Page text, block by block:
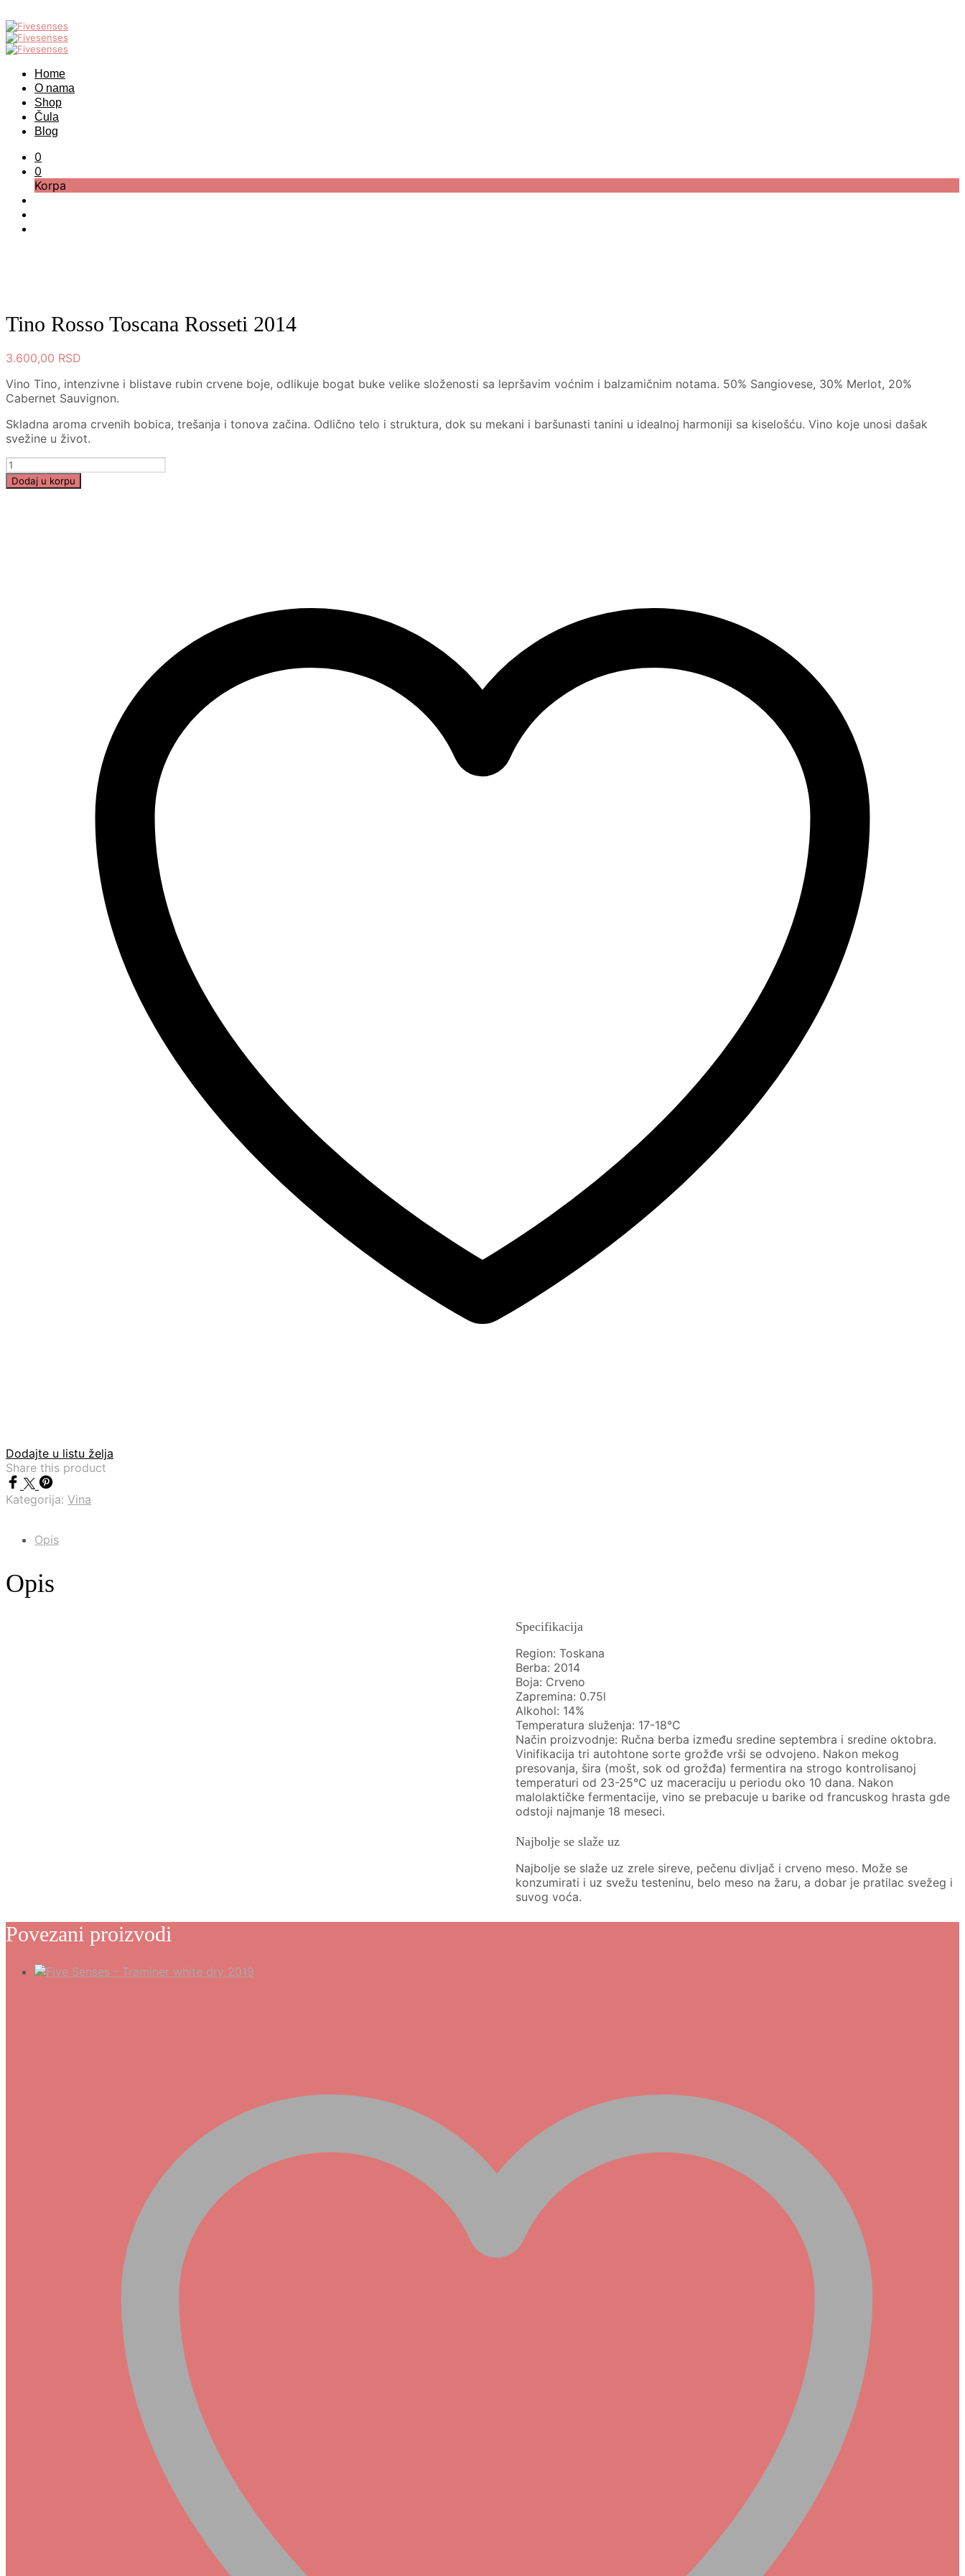
Home
O nama
Shop
Čula
Blog
0
0
Korpa
Tino Rosso Toscana Rosseti 2014
3.600,00 RSD
Vino Tino, intenzivne i blistave rubin crvene boje, odlikuje bogat buke velike složenosti sa lepršavim voćnim i balzamičnim notama. 50% Sangiovese, 30% Merlot, 20%
Cabernet Sauvignon.
Skladna aroma crvenih bobica, trešanja i tonova začina. Odlično telo i struktura, dok su mekani i baršunasti tanini u idealnoj harmoniji sa kiselošću. Vino koje unosi dašak
svežine u život.
Tino
Rosso
Toscana
Dodaj u korpu
Dodajte u listu želja
Share this product
Kategorija: Vina
Opis
Opis
Specifikacija
Region: Toskana
Berba: 2014
Boja: Crveno
Zapremina: 0.75l
Alkohol: 14%
Temperatura služenja: 17-18°C
Način proizvodnje: Ručna berba između sredine septembra i sredine oktobra.
Vinifikacija tri autohtone sorte grožđe vrši se odvojeno. Nakon mekog
presovanja, šira (mošt, sok od grožđa) fermentira na strogo kontrolisanoj
temperaturi od 23-25°C uz maceraciju u periodu oko 10 dana. Nakon
malolaktičke fermentacije, vino se prebacuje u barike od francuskog hrasta gde
odstoji najmanje 18 meseci.
Najbolje se slaže uz
Najbolje se slaže uz zrele sireve, pečenu divljač i crveno meso. Može se
konzumirati i uz svežu testeninu, belo meso na žaru, a dobar je pratilac svežeg i
suvog voća.
Povezani proizvodi